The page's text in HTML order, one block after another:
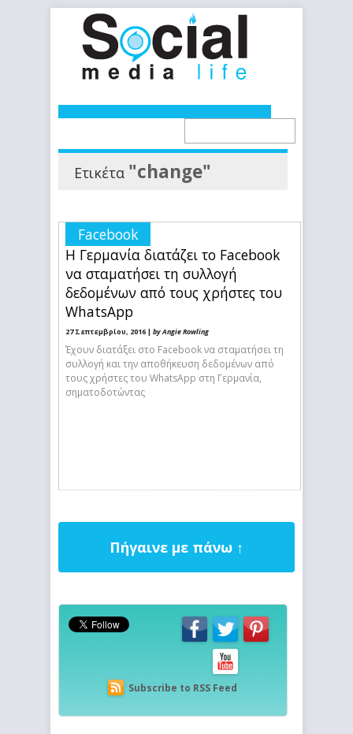
Ετικέτα "change"
Facebook
Η Γερμανία διατάζει το Facebook
να σταματήσει τη συλλογή
δεδομένων από τους χρήστες του
WhatsApp
27 Σεπτεμβρίου, 2016 | by Angie Rowling
Έχουν διατάξει στο Facebook να σταματήσει τη
συλλογή και την αποθήκευση δεδομένων από
τους χρήστες του WhatsApp στη Γερμανία,
σηματοδοτώντας
Πήγαινε με πάνω ↑
Subscribe to RSS Feed